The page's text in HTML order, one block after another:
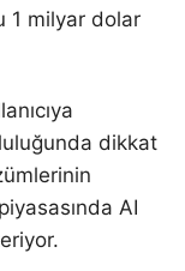
1 milyar dolar
dikkat
AI